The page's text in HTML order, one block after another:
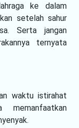
ke dalam
setelah sahur
Serta jangan
ternyata
waktu istirahat